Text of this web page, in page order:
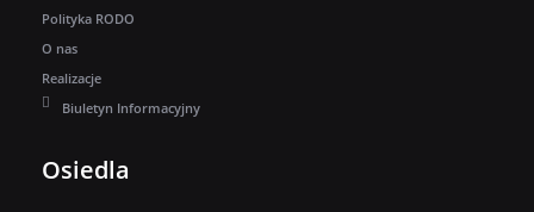
Polityka RODO
O nas
Realizacje
Biuletyn Informacyjny
Osiedla